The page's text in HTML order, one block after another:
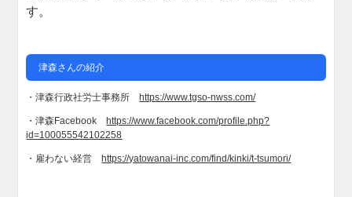
す。
津森さんの紹介
・津森行政社労士事務所https://www.tgso-nwss.com/
・津森Facebookhttps://www.facebook.com/profile.php?
id=100055542102258
・雇わない経営https://yatowanai-inc.com/find/kinki/t-tsumori/